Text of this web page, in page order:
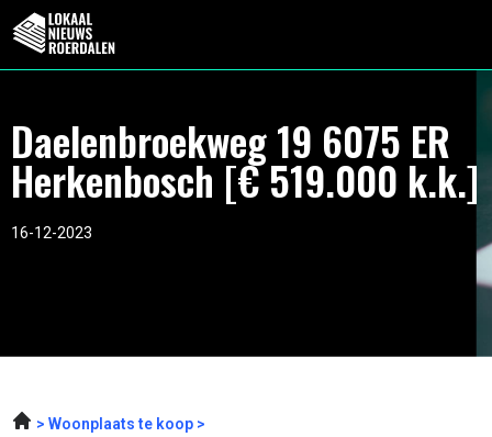
Daelenbroekweg 19 6075 ER
Herkenbosch [€ 519.000 k.k.]
16-12-2023
Woonplaats te koop